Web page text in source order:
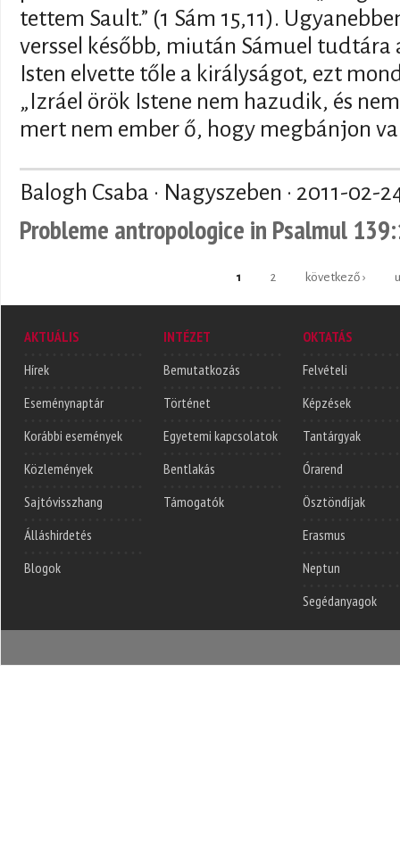
tettem Sault.” (1 Sám 15,11).
verssel később, miután Sámuel
Isten elvette tőle a királyságot, ezt
„Izráel örök Istene nem hazudik, és
mert nem ember ő, hogy megbánjon
Balogh Csaba · Nagyszeben · 2011-02-
Probleme antropologice in Psalmul
1 2 következő ›
AKTUÁLIS
Hírek
Eseménynaptár
Korábbi események
Közlemények
Sajtóvisszhang
Álláshirdetés
Blogok
INTÉZET
Bemutatkozás
Történet
Egyetemi kapcsolatok
Bentlakás
Támogatók
OKTATÁS
Felvételi
Képzések
Tantárgyak
Órarend
Ösztöndíjak
Erasmus
Neptun
Segédanyagok